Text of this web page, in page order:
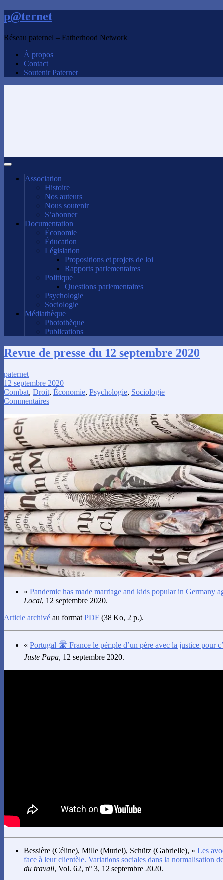
p@ternet
Réseau paternel – Fatherhood Network
À propos
Contact
Soutenir Paternet
Association
Histoire
Nos auteurs
Nous soutenir
S’abonner
Documentation
Économie
Éducation
Législation
Propositions et projets de loi
Rapports parlementaires
Politique
Questions parlementaires
Psychologie
Sociologie
Médiathèque
Photothèque
Publications
Revue de presse du 12 septembre 2020
paternet
12 septembre 2020
Combat, Droit, Économie, Psychologie, Sociologie
Commentaires
« Pandemic has made marriage and kids popular in Germany
Local, 12 septembre 2020.
Article archivé au format PDF (38 Ko, 2 p.).
« Portugal 🛣️ France le périple d’un père avec la justice pour
Juste Papa, 12 septembre 2020.
Bessière (Céline), Mille (Muriel), Schütz (Gabrielle), « Les
face à leur clientèle. Variations sociales dans la normalisation
du travail, Vol. 62, nº 3, 12 septembre 2020.